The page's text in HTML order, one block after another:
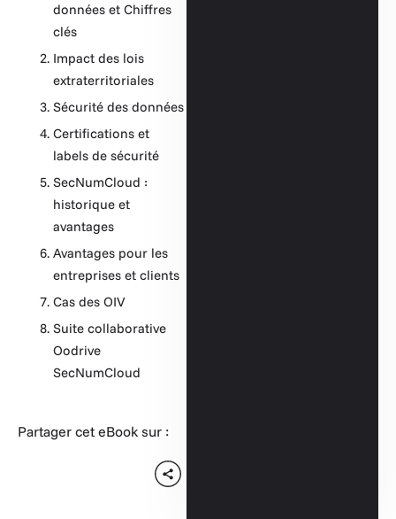
données et Chiffres
clés
Impact des lois
extraterritoriales
Sécurité des données
Certifications et
labels de sécurité
SecNumCloud :
historique et
avantages
Avantages pour les
entreprises et clients
Cas des OIV
Suite collaborative
Oodrive
SecNumCloud
Partager cet eBook sur :